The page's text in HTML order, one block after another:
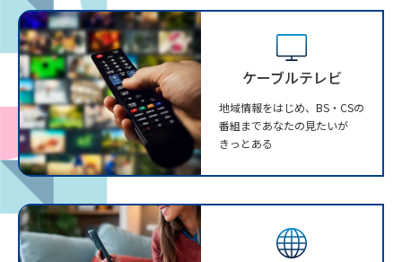
ケーブルテレビ
地域情報をはじめ、BS・CSの
番組まであなたの見たいが
きっとある